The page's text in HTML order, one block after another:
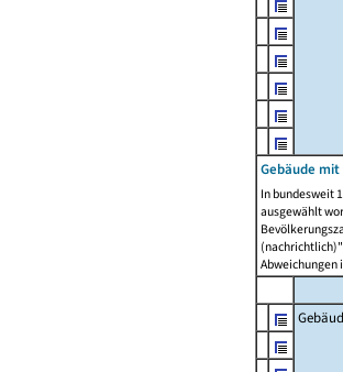
Gebäude mit
In bundesweit
ausgewählt
Abweichungen